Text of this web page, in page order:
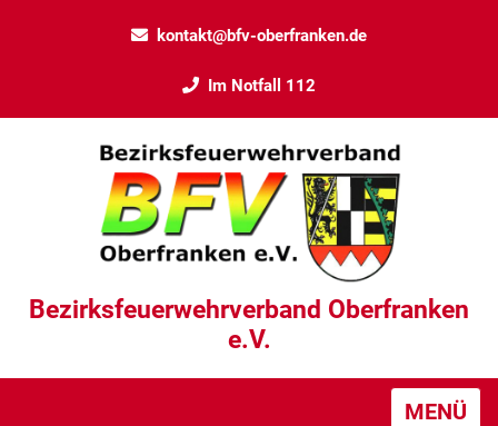
kontakt@bfv-oberfranken.de
Im Notfall 112
Bezirksfeuerwehrverband Oberfranken
e.V.
MENÜ